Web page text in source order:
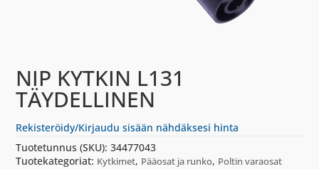
NIP KYTKIN L131
TÄYDELLINEN
Rekisteröidy/Kirjaudu sisään nähdäksesi hinta
Tuotetunnus (SKU):34477043
Tuotekategoriat: Kytkimet, Pääosat ja runko, Poltin varaosat